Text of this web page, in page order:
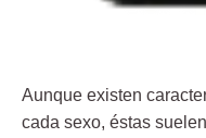
Aunque existen
cada sexo, éstas